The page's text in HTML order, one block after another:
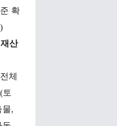
확
산
체
토
물,